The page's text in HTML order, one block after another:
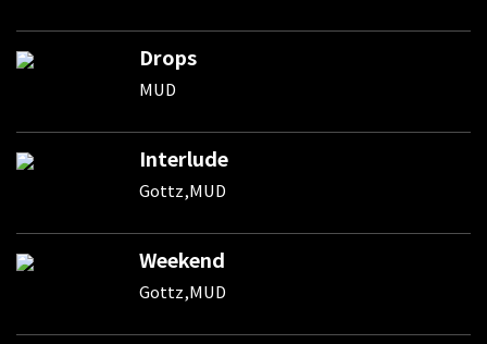
Drops
MUD
Interlude
Gottz,MUD
Weekend
Gottz,MUD